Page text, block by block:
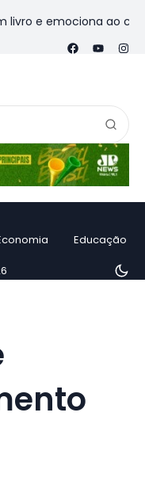
e emociona ao contar
Educação